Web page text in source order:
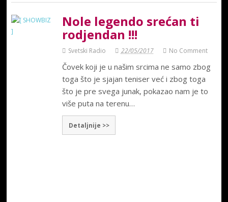
Nole legendo srećan ti
rodjendan !!!
Svetski Radio 22/05/2017 No Comment
Čovek koji je u našim srcima ne samo zbog
toga što je sjajan teniser već i zbog toga
što je pre svega junak, pokazao nam je to
više puta na terenu…
Detaljnije >>